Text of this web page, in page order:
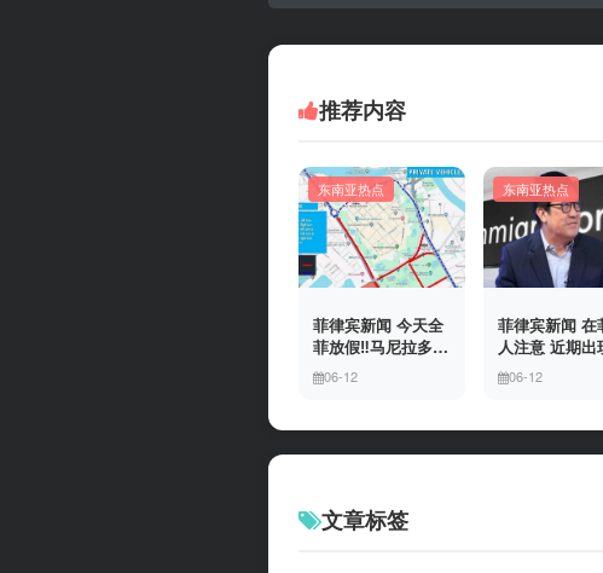
推荐内容
东南亚热点
菲律宾新闻 今天全
菲放假‼️马尼拉多地
封路06-12
东南亚热点
菲律宾新闻 在
人注意 近期出
冒移民局执法人
上门敲诈案件，
06-12
文章标签